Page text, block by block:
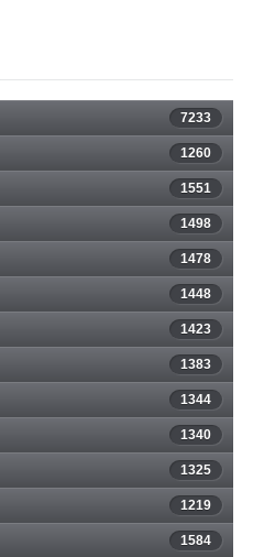
7233
1260
1551
1498
1478
1448
1423
1383
1344
1340
1325
1219
1584